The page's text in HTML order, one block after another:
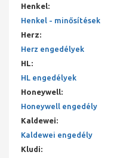
Henkel:
Henkel - minősítések
Herz:
Herz engedélyek
HL :
HL engedélyek
Honeywell:
Honeywell engedély
Kaldewei:
Kaldewei engedély
Kludi: